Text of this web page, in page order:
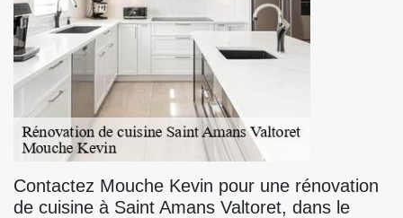
Contactez Mouche Kevin pour une rénovation
de cuisine à Saint Amans Valtoret, dans le